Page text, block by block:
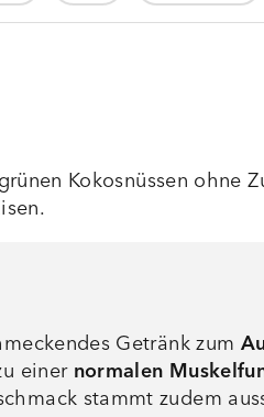
Kokosnüssen ohne
Getränk zum
einernormalen
stammt zudem